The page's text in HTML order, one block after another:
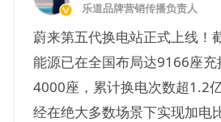
乐道品牌营销传播负责人
蔚来第五代换电站正式上线！
能源已在全国布局达9166座充
4000座，累计换电次数超1.2
经在绝大多数场景下实现加电